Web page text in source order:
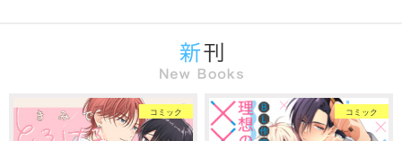
コミック コミック